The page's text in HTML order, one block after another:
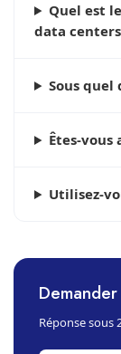
Quel est
data
Sous quel
Êtes-vous
Utilisez-
Réponse sous